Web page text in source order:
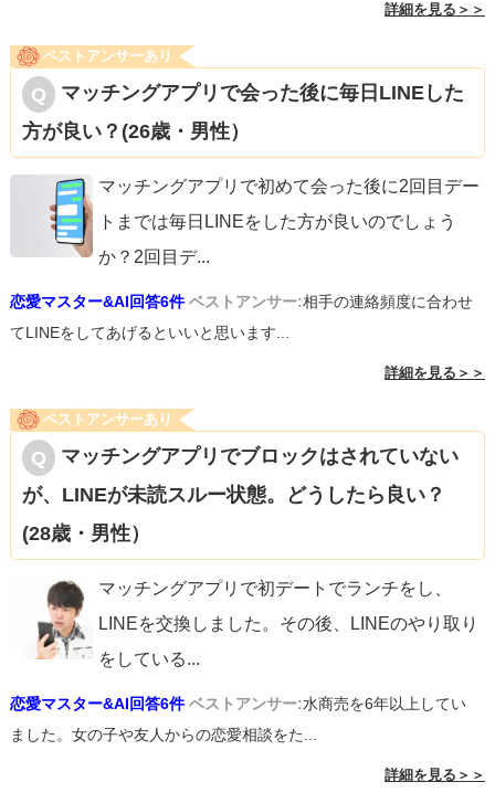
詳細を見る＞＞
ベストアンサーあり
マッチングアプリで会った後に毎日LINEした
方が良い？(26歳・男性）
マッチングアプリで初めて会った後に2回目デー
トまでは毎日LINEをした方が良いのでしょう
か？2回目デ...
恋愛マスター&AI回答6件 ベストアンサー:相手の連絡頻度に合わせ
てLINEをしてあげるといいと思います...
詳細を見る＞＞
ベストアンサーあり
マッチングアプリでブロックはされていない
が、LINEが未読スルー状態。どうしたら良い？
(28歳・男性）
マッチングアプリで初デートでランチをし、
LINEを交換しました。その後、LINEのやり取り
をしている...
恋愛マスター&AI回答6件 ベストアンサー:水商売を6年以上してい
ました。女の子や友人からの恋愛相談をた...
詳細を見る＞＞